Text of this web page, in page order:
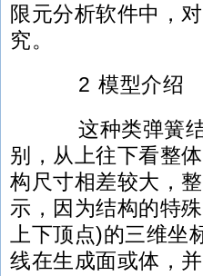
限元分析软件中，
究。
2 模型介绍
这种类弹簧结
别，从上往下看整
构尺寸相差较大，
示，因为结构的特
上下顶点)的三维
线在生成面或体，